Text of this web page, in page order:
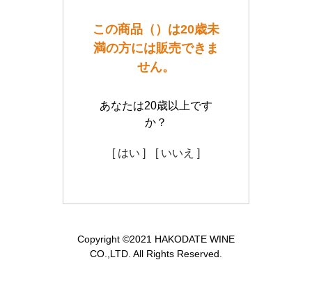
この商品（）は20歳未
満の方には販売できま
せん。
あなたは20歳以上です
か？
[ はい ] [ いいえ ]
Copyright ©2021 HAKODATE WINE
CO.,LTD. All Rights Reserved.